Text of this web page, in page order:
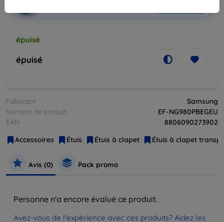
épuisé
épuisé
Fabricant
Samsung
Numéro de produit
EF-NG980PBEGEU
EAN
8806090273902
Accessoires
Étuis Étuis à clapet Étuis à clapet
Avis (0) Pack promo
Personne n'a encore évalué ce produit.
Avez-vous de l'expérience avec ces produits? Aidez les